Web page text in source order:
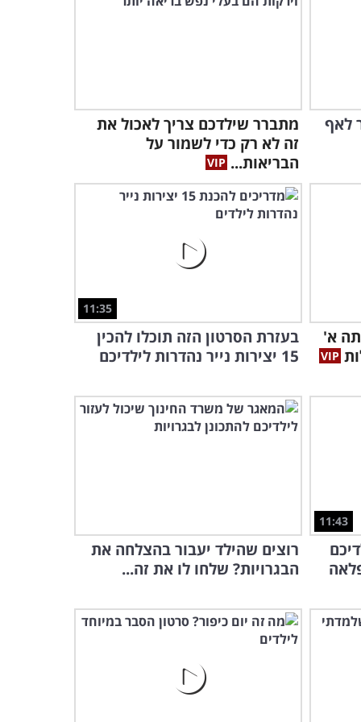
4:56
8:02
מהי הדרך הנכונה לחיות?
הסרטון המרגש הזה עונה על
השאלה...
האם הילדים שלנו באמת
צריכים ריטלין? היכנסו וגלו את
התשובה...
לאף
מתברר שילדכם צריך לאכול את
זה לא רק כדי לשמור על
הבריאות...
א'
11:35
בעזרת הסרטון הזה תוכלו להכין
15 יצירות נייר נהדרות לילדיכם
11:43
רוצים שהילד יעבור בהצלחה את
הבגרויות? שלחו לו את זה...